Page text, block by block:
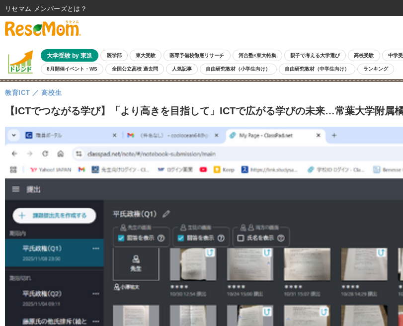
大学受験 by 東進 医学部 東大受験 医専予備校徹底リサーチ 河合塾×東大特集 親子で考える大学選び 高校受験 中学
8月開催イベント・WS 全国公立高校 過去問 人気記事 自由研究教材（小学生向け） 自由研究教材（中学生向け） ランキング
【ICTでつながる学び】「より高きを目指して」ICTで広がる学びの未来…常葉大学附属
教育ICT 高校生
リセマム メンバーズ